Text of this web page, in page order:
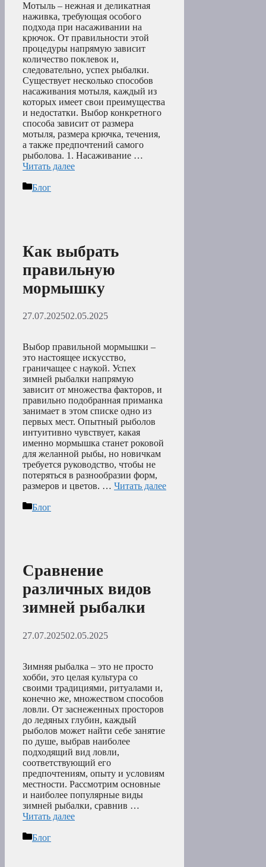
Мотыль – нежная и деликатная
наживка, требующая особого
подхода при насаживании на
крючок. От правильности этой
процедуры напрямую зависит
количество поклевок и,
следовательно, успех рыбалки.
Существует несколько способов
насаживания мотыля, каждый из
которых имеет свои преимущества
и недостатки. Выбор конкретного
способа зависит от размера
мотыля, размера крючка, течения,
а также предпочтений самого
рыболова. 1. Насаживание …
Читать далее
Рубрики
Блог
Как выбрать
правильную
мормышку
27.07.202502.05.2025
Выбор правильной мормышки –
это настоящее искусство,
граничащее с наукой. Успех
зимней рыбалки напрямую
зависит от множества факторов, и
правильно подобранная приманка
занимает в этом списке одно из
первых мест. Опытный рыболов
интуитивно чувствует, какая
именно мормышка станет роковой
для желанной рыбы, но новичкам
требуется руководство, чтобы не
потеряться в разнообразии форм,
размеров и цветов. … Читать далее
Рубрики
Блог
Сравнение
различных видов
зимней рыбалки
27.07.202502.05.2025
Зимняя рыбалка – это не просто
хобби, это целая культура со
своими традициями, ритуалами и,
конечно же, множеством способов
ловли. От заснеженных просторов
до ледяных глубин, каждый
рыболов может найти себе занятие
по душе, выбрав наиболее
подходящий вид ловли,
соответствующий его
предпочтениям, опыту и условиям
местности. Рассмотрим основные
и наиболее популярные виды
зимней рыбалки, сравнив …
Читать далее
Рубрики
Блог